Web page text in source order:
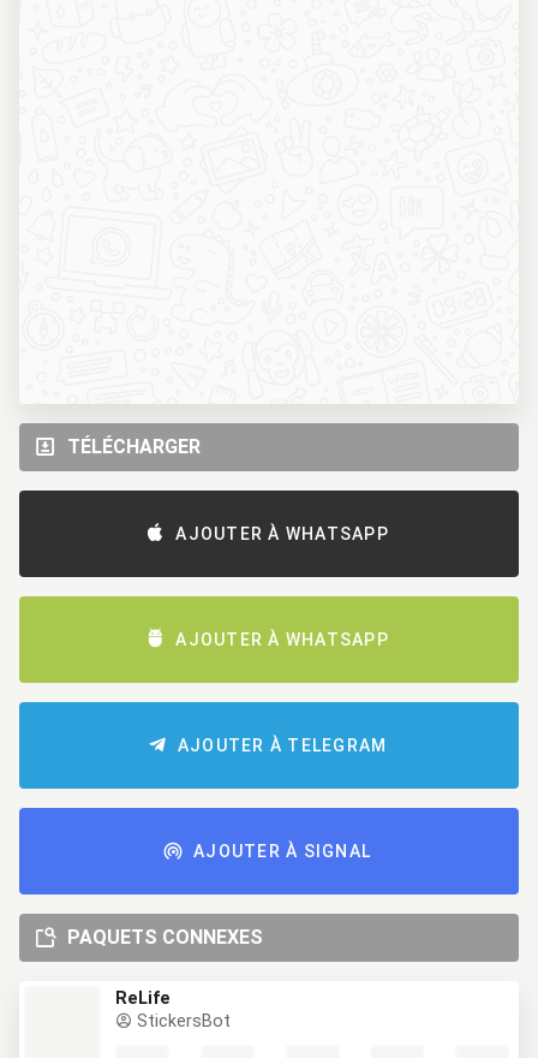
TÉLÉCHARGER
AJOUTER À WHATSAPP
AJOUTER À WHATSAPP
AJOUTER À TELEGRAM
AJOUTER À SIGNAL
PAQUETS CONNEXES
ReLife
StickersBot